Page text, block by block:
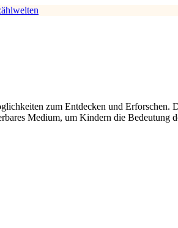
zum Entdecken und Erforschen.
Medium, um Kindern die